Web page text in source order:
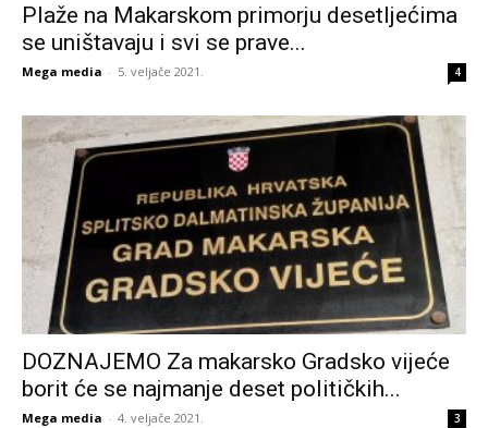
Plaže na Makarskom primorju desetljećima
se uništavaju i svi se prave...
Mega media - 5. veljače 2021. 4
DOZNAJEMO Za makarsko Gradsko vijeće
borit će se najmanje deset političkih...
Mega media - 4. veljače 2021. 3